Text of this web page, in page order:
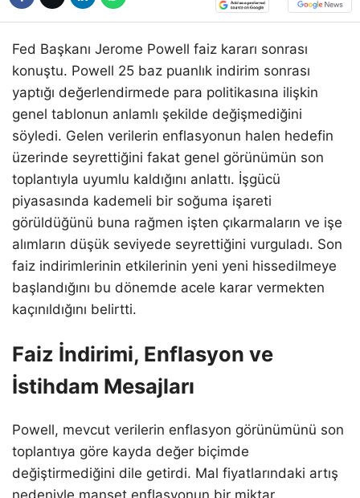
Fed Başkanı Jerome Powell faiz kararı sonrası
konuştu. Powell 25 baz puanlık indirim sonrası
yaptığı değerlendirmede para politikasına ilişkin
genel tablonun anlamlı şekilde değişmediğini
söyledi. Gelen verilerin enflasyonun halen hedefin
üzerinde seyrettiğini fakat genel görünümün son
toplantıyla uyumlu kaldığını anlattı. İşgücü
piyasasında kademeli bir soğuma işareti
görüldüğünü buna rağmen işten çıkarmaların ve işe
alımların düşük seviyede seyrettiğini vurguladı. Son
faiz indirimlerinin etkilerinin yeni yeni hissedilmeye
başlandığını bu dönemde acele karar vermekten
kaçınıldığını belirtti.
Faiz İndirimi, Enflasyon ve
İstihdam Mesajları
Powell, mevcut verilerin enflasyon görünümünü son
toplantıya göre kayda değer biçimde
değiştirmediğini dile getirdi. Mal fiyatlarındaki artış
nedeniyle manşet enflasyonun bir miktar